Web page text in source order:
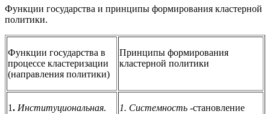
Функции государства и принципы формирования кластерной
политики.
Функции государства в
процессе кластеризации
(направления политики)
Принципы формирования
кластерной политики
1. Институциональная.
1. Системность -становление